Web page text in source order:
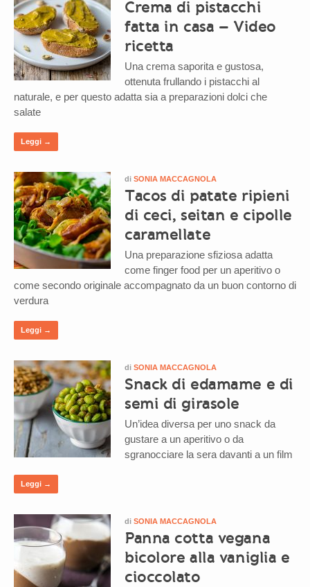
Crema di pistacchi
fatta in casa – Video
ricetta
Una crema saporita e gustosa,
ottenuta frullando i pistacchi al
naturale, e per questo adatta sia a preparazioni dolci che
salate
Leggi →
di SONIA MACCAGNOLA
Tacos di patate ripieni
di ceci, seitan e cipolle
caramellate
Una preparazione sfiziosa adatta
come finger food per un aperitivo o
come secondo originale accompagnato da un buon contorno di
verdura
Leggi →
di SONIA MACCAGNOLA
Snack di edamame e di
semi di girasole
Un’idea diversa per uno snack da
gustare a un aperitivo o da
sgranocciare la sera davanti a un film
Leggi →
di SONIA MACCAGNOLA
Panna cotta vegana
bicolore alla vaniglia e
cioccolato